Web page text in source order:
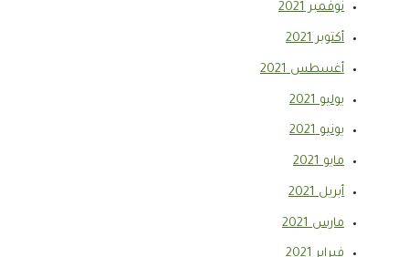
نوفمبر 2021
أكتوبر 2021
أغسطس 2021
يوليو 2021
يونيو 2021
مايو 2021
أبريل 2021
مارس 2021
فبراير 2021